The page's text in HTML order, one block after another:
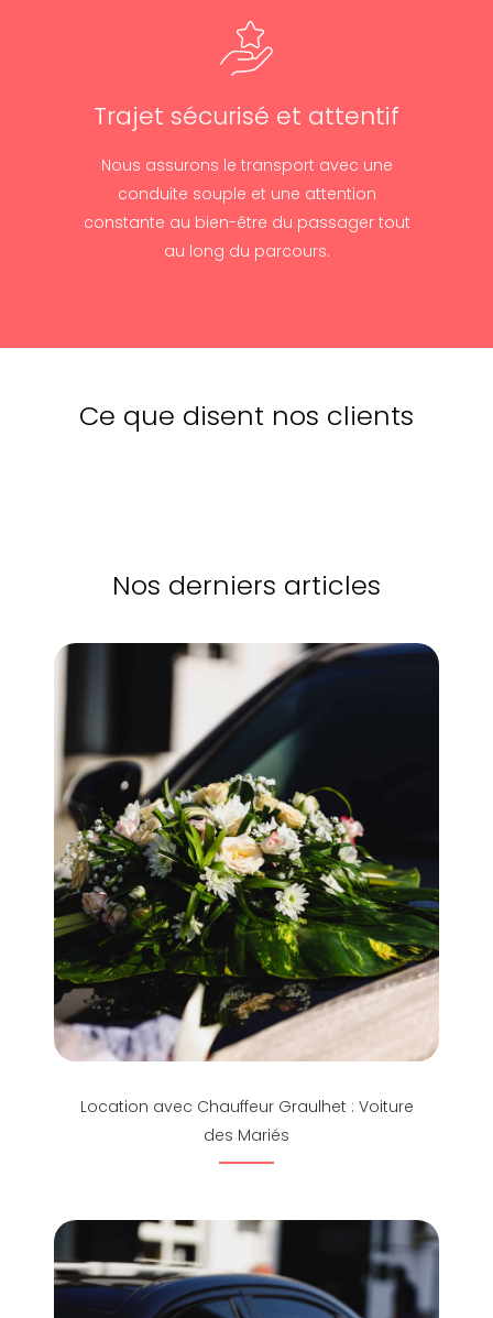
Trajet sécurisé et attentif
Nous assurons le transport avec une
conduite souple et une attention
constante au bien-être du passager tout
au long du parcours.
Ce que disent nos clients
Nos derniers articles
Location avec Chauffeur Graulhet : Voiture
des Mariés